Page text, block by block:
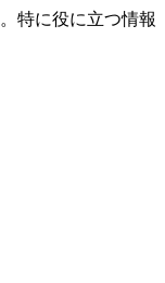
特に役に立つ情報